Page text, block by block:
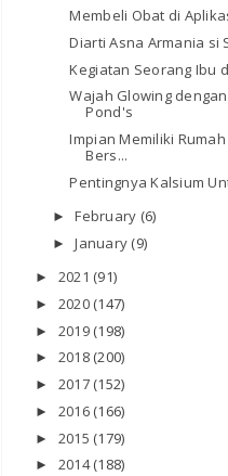
Membeli Obat di
Diarti Asna Armania si
Kegiatan Seorang Ibu
Wajah Glowing
Pond's
Impian Memiliki
Bers...
Pentingnya Kalsium
►February (6)
►January (9)
► 2021 (91)
► 2020 (147)
► 2019 (198)
► 2018 (200)
► 2017 (152)
► 2016 (166)
► 2015 (179)
► 2014(188)